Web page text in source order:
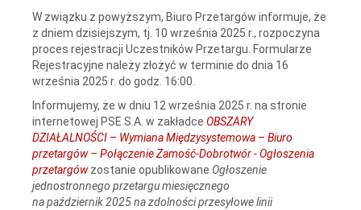
W związku z powyższym, Biuro Przetargów informuje, że
z dniem dzisiejszym, tj. 10 września 2025 r., rozpoczyna
proces rejestracji Uczestników Przetargu. Formularze
Rejestracyjne należy złożyć w terminie do dnia 16
września 2025 r. do godz. 16:00.
Informujemy, że w dniu 12 września 2025 r. na stronie
internetowej PSE S.A. w zakładce OBSZARY
DZIAŁALNOŚCI – Wymiana Międzysystemowa – Biuro
przetargów – Połączenie Zamość-Dobrotwór - Ogłoszenia
przetargówzostanie opublikowane Ogłoszenie
jednostronnego przetargu miesięcznego
na październik 2025 na zdolności przesyłowe linii